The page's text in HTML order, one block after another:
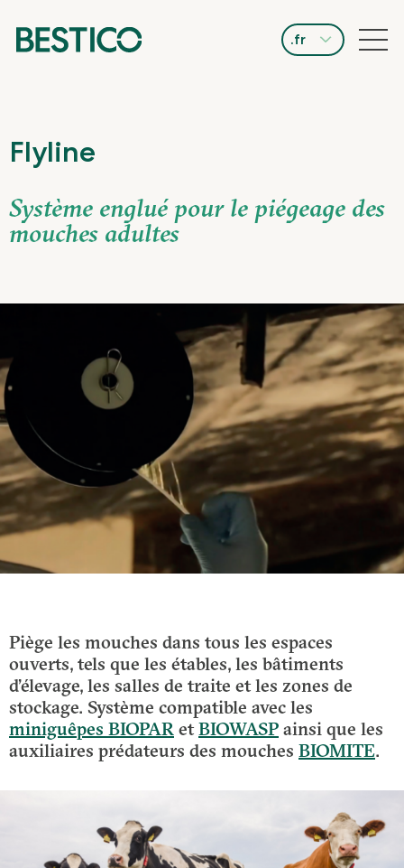
.fr
Flyline
Système englué pour le piégeage des
mouches adultes
Piège les mouches dans tous les espaces
ouverts, tels que les étables, les bâtiments
d’élevage, les salles de traite et les zones de
stockage. Système compatible avec les
miniguêpes BIOPAR etBIOWASP ainsi que les
auxiliaires prédateurs des mouches BIOMITE.